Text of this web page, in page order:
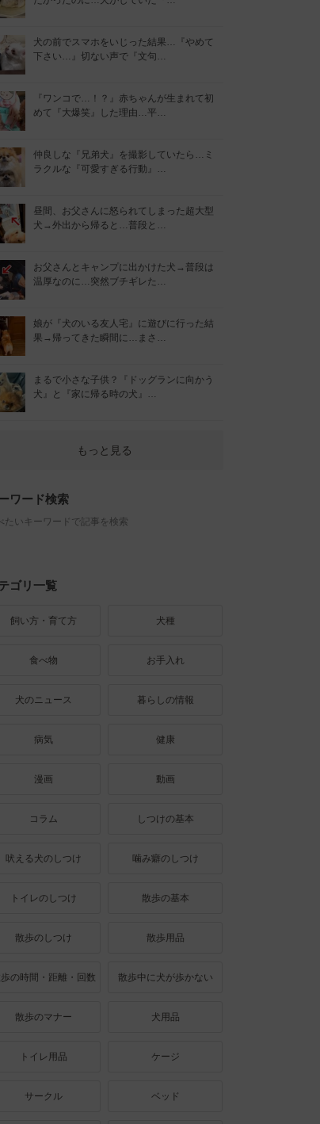
犬の前でスマホをいじった結果…『やめて
下さい…』切ない声で『文句…
『ワンコで…！？』赤ちゃんが生まれて初
めて『大爆笑』した理由…平…
仲良しな『兄弟犬』を撮影していたら…ミ
ラクルな『可愛すぎる行動』…
昼間、お父さんに怒られてしまった超大型
犬→外出から帰ると…普段と…
お父さんとキャンプに出かけた犬→普段は
温厚なのに…突然ブチギレた…
娘が『犬のいる友人宅』に遊びに行った結
果→帰ってきた瞬間に…まさ…
まるで小さな子供？『ドッグランに向かう
犬』と『家に帰る時の犬』…
もっと見る
ワード検索
たいキーワードで記事を検索
ゴリ一覧
飼い方・育て方 犬種
食べ物 お手入れ
犬のニュース 暮らしの情報
病気 健康
漫画 動画
コラム しつけの基本
吠える犬のしつけ 噛み癖のしつけ
トイレのしつけ 散歩の基本
散歩のしつけ 散歩用品
の時間・距離・回数 散歩中に犬が歩かない
散歩のマナー 犬用品
トイレ用品 ケージ
サークル ベッド